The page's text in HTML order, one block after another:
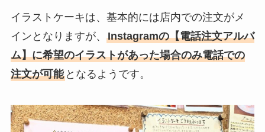
イラストケーキは、基本的には店内での注文がメ
インとなりますが、 Instagramの【電話注文アルバ
ム】に希望のイラストがあった場合のみ電話での
注文が可能となるようです。